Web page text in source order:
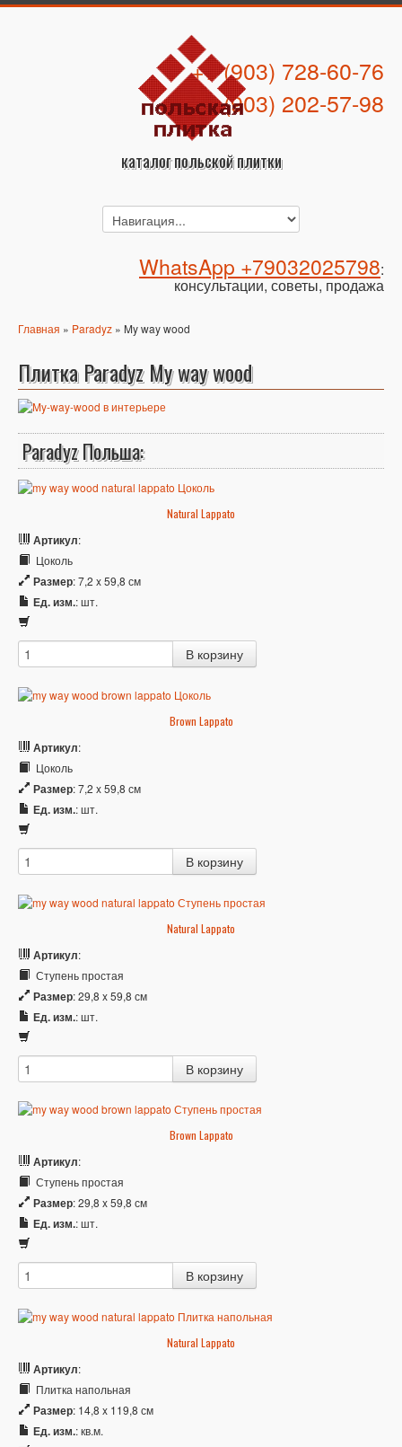
каталог польской плитки
+7 (903) 728-60-76
+7 (903) 202-57-98
WhatsApp +79032025798:
консультации, советы, продажа
Главная » Paradyz » My way wood
Плитка Paradyz My way wood
Paradyz Польша:
Natural Lappato
Артикул:
Цоколь
Размер: 7,2 x 59,8 см
Ед. изм.: шт.
Brown Lappato
Артикул:
Цоколь
Размер: 7,2 x 59,8 см
Ед. изм.: шт.
Natural Lappato
Артикул:
Ступень простая
Размер: 29,8 x 59,8 см
Ед. изм.: шт.
Brown Lappato
Артикул:
Ступень простая
Размер: 29,8 x 59,8 см
Ед. изм.: шт.
Natural Lappato
Артикул:
Плитка напольная
Размер: 14,8 x 119,8 см
Ед. изм.: кв.м.